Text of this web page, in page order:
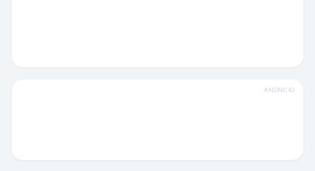
ANÚNCIO